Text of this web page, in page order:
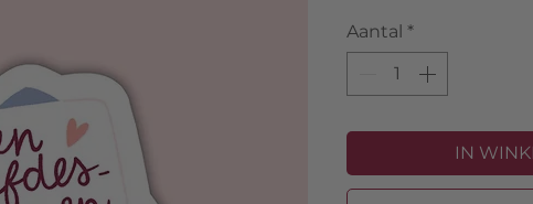
Aantal *
IN